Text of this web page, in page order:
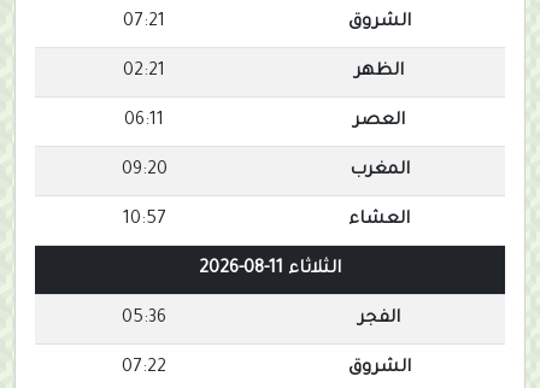
الشروق 07:21
الظهر 02:21
العصر 06:11
المغرب 09:20
العشاء 10:57
الثلاثاء 11-08-2026
الفجر 05:36
الشروق 07:22